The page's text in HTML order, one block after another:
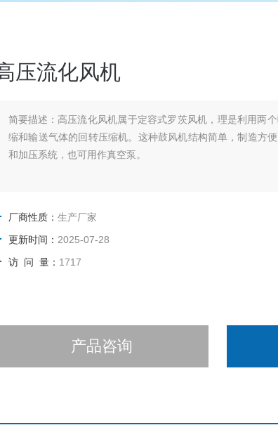
压流化风机
简要描述： 高压流化风机属于定容式罗茨风机，理是利用两
缩和输送气体的回转压缩机。这种鼓风机结构简单，制造方
和加压系统，也可用作真空泵。
厂商性质： 生产厂家
更新时间： 2025-07-28
访 问 量： 1717
产品咨询